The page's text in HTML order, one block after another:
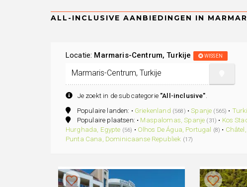
Locatie: Marmaris-Centrum, Turkije WISSEN
Je zoekt in de subcategorie "All-inclusive".
Populaire landen: • Griekenland (568) •Spanje (565) •
Populaire plaatsen: • Maspalomas, Spanje (31) • Kos
Hurghada, Egypte (56) • Olhos De Água, Portugal (8) •
Punta Cana, Dominicaanse Republiek (17)